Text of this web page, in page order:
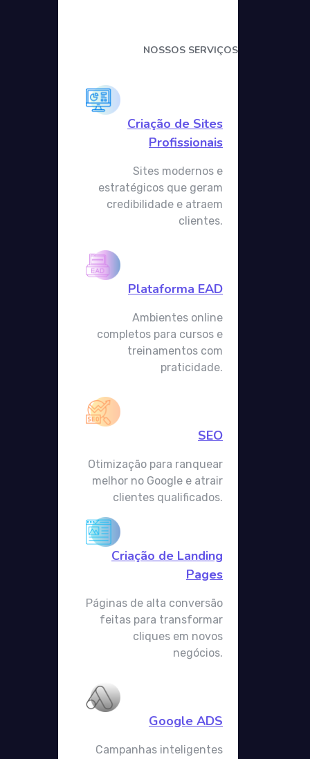
NOSSOS SERVIÇOS
Criação de Sites
Profissionais
Sites modernos e
estratégicos que geram
credibilidade e atraem
clientes.
Plataforma EAD
Ambientes online
completos para cursos e
treinamentos com
praticidade.
SEO
Otimização para ranquear
melhor no Google e atrair
clientes qualificados.
Criação de Landing
Pages
Páginas de alta conversão
feitas para transformar
cliques em novos
negócios.
Google ADS
Campanhas inteligentes